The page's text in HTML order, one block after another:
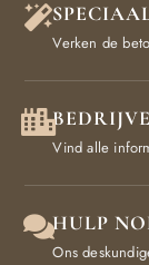
Verken de
Vind alle
HULP
Ons